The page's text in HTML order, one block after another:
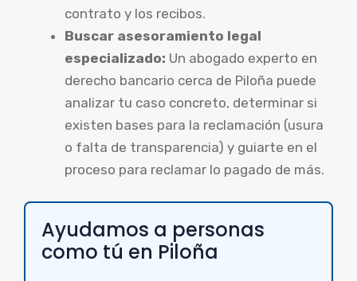
contrato y los recibos.
Buscar asesoramiento legal
especializado: Un abogado experto en
derecho bancario cerca de Piloña puede
analizar tu caso concreto, determinar si
existen bases para la reclamación (usura
o falta de transparencia) y guiarte en el
proceso para reclamar lo pagado de más.
Ayudamos a personas
como tú en Piloña